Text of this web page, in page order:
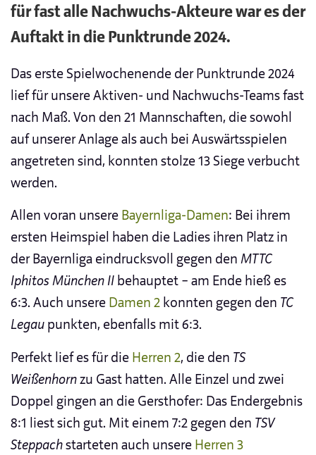
für fast alle Nachwuchs-Akteure war es der
Auftakt in die Punktrunde 2024.
Das erste Spielwochenende der Punktrunde 2024
lief für unsere Aktiven- und Nachwuchs-Teams fast
nach Maß. Von den 21 Mannschaften, die sowohl
auf unserer Anlage als auch bei Auswärtsspielen
angetreten sind, konnten stolze 13 Siege verbucht
werden.
Allen voran unsere Bayernliga-Damen: Bei ihrem
ersten Heimspiel haben die Ladies ihren Platz in
der Bayernliga eindrucksvoll gegen den MTTC
Iphitos München II behauptet – am Ende hieß es
6:3. Auch unsere Damen 2 konnten gegen den TC
Legau punkten, ebenfalls mit 6:3.
Perfekt lief es für die Herren 2, die den TS
Weißenhornzu Gast hatten. Alle Einzel und zwei
Doppel gingen an die Gersthofer: Das Endergebnis
8:1 liest sich gut. Mit einem 7:2 gegen den TSV
Steppachstarteten auch unsere Herren 3